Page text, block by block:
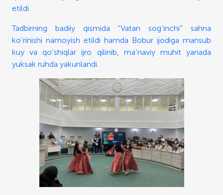
etildi.
Tadbirning badiiy qismida “Vatan sog‘inchi” sahna
ko‘rinishi namoyish etildi hamda Bobur ijodiga mansub
kuy va qo‘shiqlar ijro qilinib, ma’naviy muhit yanada
yuksak ruhda yakunlandi.